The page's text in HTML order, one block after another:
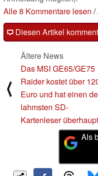
Alle 8 Kommentare lesen /
Diesen Artikel
⟨
Ältere News
Das MSI GE65/GE75
Raider kostet über
Euro und hat einen
lahmsten SD-
Kartenleser überhaupt
Als